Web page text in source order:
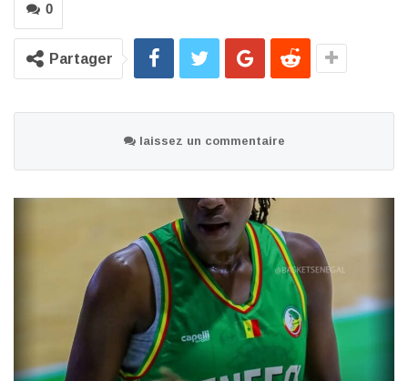
0
Partager
laissez un commentaire